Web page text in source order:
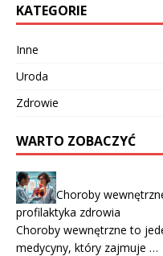
KATEGORIE
Inne
Uroda
Zdrowie
WARTO ZOBACZYĆ
Choroby
profilaktyka zdrowia
Choroby wewnętrzne to
medycyny, który zajmuje …